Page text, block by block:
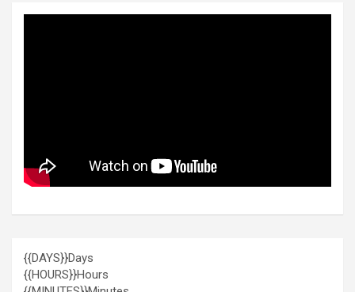
{{DAYS}}Days
{{HOURS}}Hours